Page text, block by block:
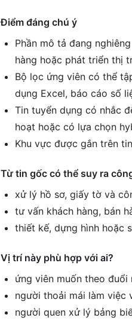
Điểm đáng chú ý
Phần mô tả đang
hàng hoặc phát triển thị
Bộ lọc ứng viên có thể
dụng Excel, báo cáo số
Tin tuyển dụng có nhắc
hoạt hoặc có lựa chọn
Khu vực được gắn trên
Từ tin gốc có thể suy ra
xử lý hồ sơ, giấy tờ và
tư vấn khách hàng, bán
thiết kế, dựng hình hoặc
Vị trí này phù hợp với ai?
ứng viên muốn theo
người thoải mái làm việc
người quen xử lý bảng